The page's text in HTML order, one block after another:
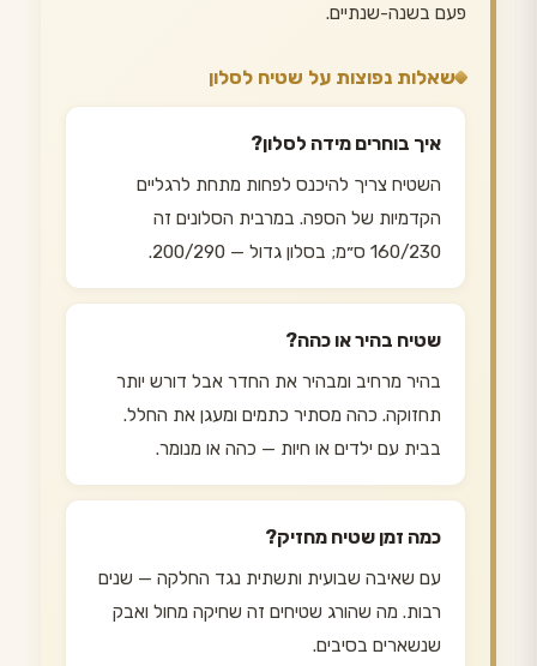
פעם בשנה-שנתיים.
שאלות נפוצות על שטיח לסלון
איך בוחרים מידה לסלון?
השטיח צריך להיכנס לפחות מתחת לרגליים
הקדמיות של הספה. במרבית הסלונים זה
160/230 ס״מ; בסלון גדול — 200/290.
שטיח בהיר או כהה?
בהיר מרחיב ומבהיר את החדר אבל דורש יותר
תחזוקה. כהה מסתיר כתמים ומעגן את החלל.
בבית עם ילדים או חיות — כהה או מנומר.
כמה זמן שטיח מחזיק?
עם שאיבה שבועית ותשתית נגד החלקה — שנים
רבות. מה שהורג שטיחים זה שחיקה מחול ואבק
שנשארים בסיבים.